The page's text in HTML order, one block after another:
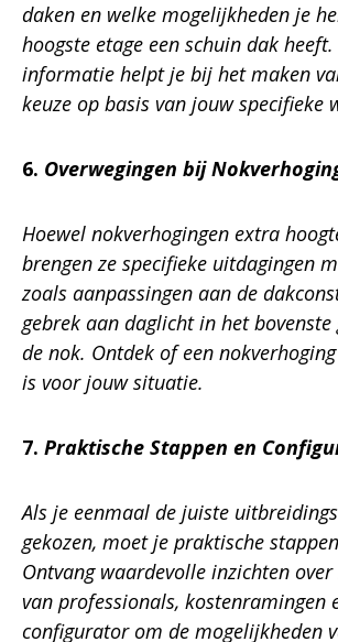
daken en welke mogelijkheden je
hoogste etage een schuin dak heeft.
informatie helpt je bij het maken
keuze op basis van jouw specifieke
6. Overwegingen bij
Hoewel nokverhogingen extra
brengen ze specifieke uitdagingen
zoals aanpassingen aan de
gebrek aan daglicht in het bovenste
de nok. Ontdek of een
is voor jouw situatie.
7. Praktische Stappen en
Als je eenmaal de juiste
gekozen, moet je praktische
Ontvang waardevolle inzichten
van professionals, kostenramingen
configurator om de mogelijkheden